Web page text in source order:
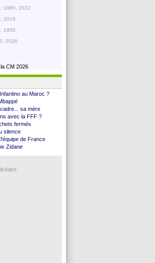
1986, 2022
2018
1950
2026
CM 2026
au Maroc ?
sa mère
avec la FFF ?
fermés
silence
de France
Zidane
Zidane